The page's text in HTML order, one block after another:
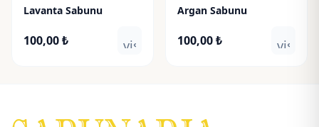
Lavanta Sabunu
100,00₺ visibility
Argan Sabunu
100,00₺